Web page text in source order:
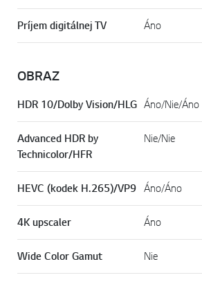
Príjem digitálnej TV Áno
OBRAZ
HDR 10/Dolby Vision/HLG Áno/Nie/Áno
Advanced HDR by
Technicolor/HFR
Nie/Nie
HEVC (kodek H.265)/VP9 Áno/Áno
4K upscaler Áno
Wide Color Gamut Nie